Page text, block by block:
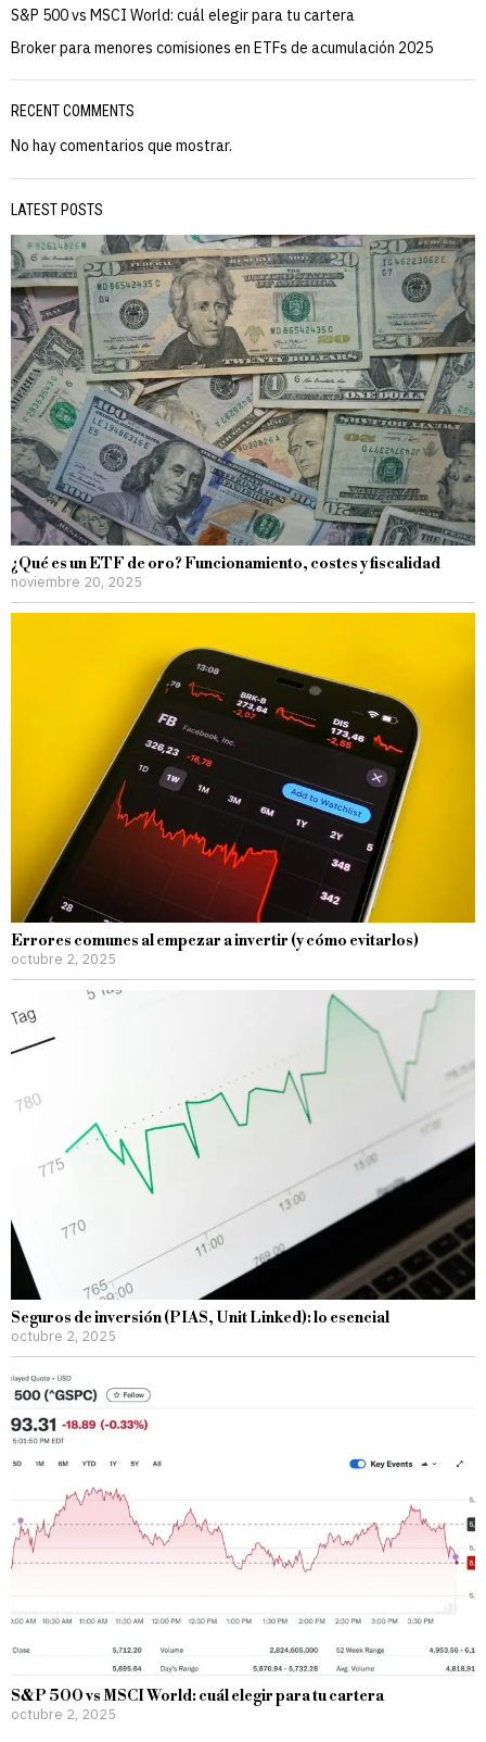
S&P 500 vs MSCI World: cuál elegir para tu cartera
Broker para menores comisiones en ETFs de acumulación 2025
RECENT COMMENTS
No hay comentarios que mostrar.
LATEST POSTS
¿Qué es un ETF de oro? Funcionamiento, costes y fiscalidad
noviembre 20, 2025
Errores comunes al empezar a invertir (y cómo evitarlos)
octubre 2, 2025
Seguros de inversión (PIAS, Unit Linked): lo esencial
octubre 2, 2025
S&P 500 vs MSCI World: cuál elegir para tu cartera
octubre 2, 2025